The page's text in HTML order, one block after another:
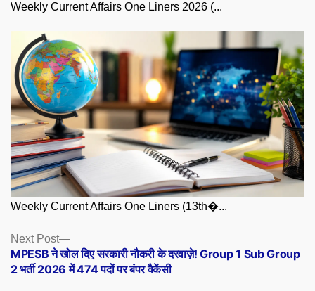
Weekly Current Affairs One Liners 2026 (...
Weekly Current Affairs One Liners (13th�...
Posts
navigation
Next Post
Next
post:
MPESB ने खोल दिए सरकारी नौकरी के दरवाज़े! Group 1 Sub Group
2 भर्ती 2026 में 474 पदों पर बंपर वैकेंसी